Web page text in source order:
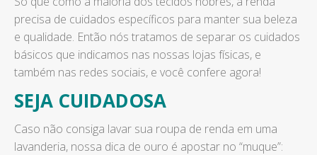
precisa de cuidados específicos para manter sua beleza
e qualidade. Então nós tratamos de separar os cuidados
básicos que indicamos nas nossas lojas físicas, e
também nas redes sociais, e você confere agora!
SEJA CUIDADOSA
Caso não consiga lavar sua roupa de renda em uma
lavanderia, nossa dica de ouro é apostar no “muque”: